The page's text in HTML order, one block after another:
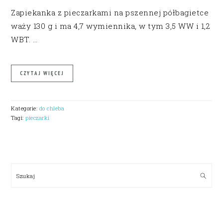
Zapiekanka z pieczarkami na pszennej półbagietce
waży 130 g i ma 4,7 wymiennika, w tym 3,5 WW i 1,2
WBT. …
CZYTAJ WIĘCEJ
Kategorie: do chleba
Tagi:pieczarki
Szukaj